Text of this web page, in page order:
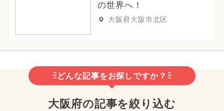
の世界へ！
大阪府大阪市北区
どんな記事をお探しですか？
大阪府の記事を絞り込む